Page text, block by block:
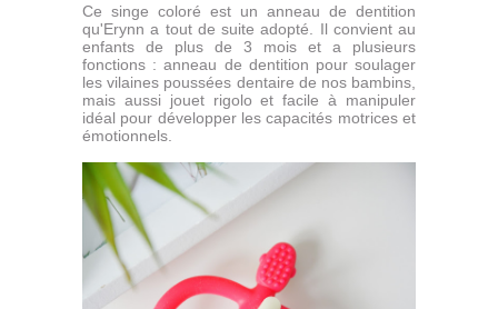
Ce singe coloré est un anneau de dentition
qu'Erynn a tout de suite adopté. Il convient au
enfants de plus de 3 mois et a plusieurs
fonctions : anneau de dentition pour soulager
les vilaines poussées dentaire de nos bambins,
mais aussi jouet rigolo et facile à manipuler
idéal pour développer les capacités motrices et
émotionnels.